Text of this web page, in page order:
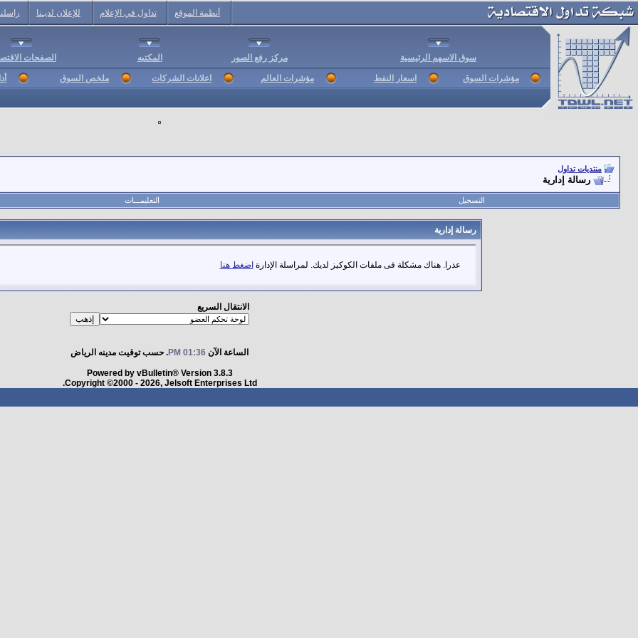
أنظمة الموقع تداول في الإعلام للإعلان لديـنا
سوق الاسهم الرئيسية مركز رفع الصور المكتبه الصفحات
مؤشرات السوق اسعار النفط مؤشرات العالم اعلانات الشركات ملخص السوق
منتديات تداول
رسالة إدارية
التسجيل التعليمـــات
رسالة إدارية
عذرا. هناك مشكلة فى ملفات الكوكيز لديك. لمراسلة الإدارة اضغط هنا
الانتقال السريع
الساعة الآن 01:36 PM . حسب توقيت مدينه الرياض
Powered by vBulletin® Version 3.8.3
Copyright ©2000 - 2026, Jelsoft Enterprises Ltd.